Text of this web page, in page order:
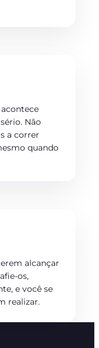
Não
a correr
quando
alcançar
os,
e você se
realizar.